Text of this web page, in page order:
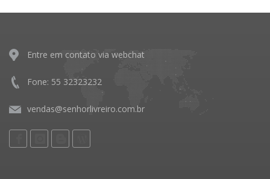
Entre em contato via webchat
Fone: 55 32323232
vendas@senhorlivreiro.com.br